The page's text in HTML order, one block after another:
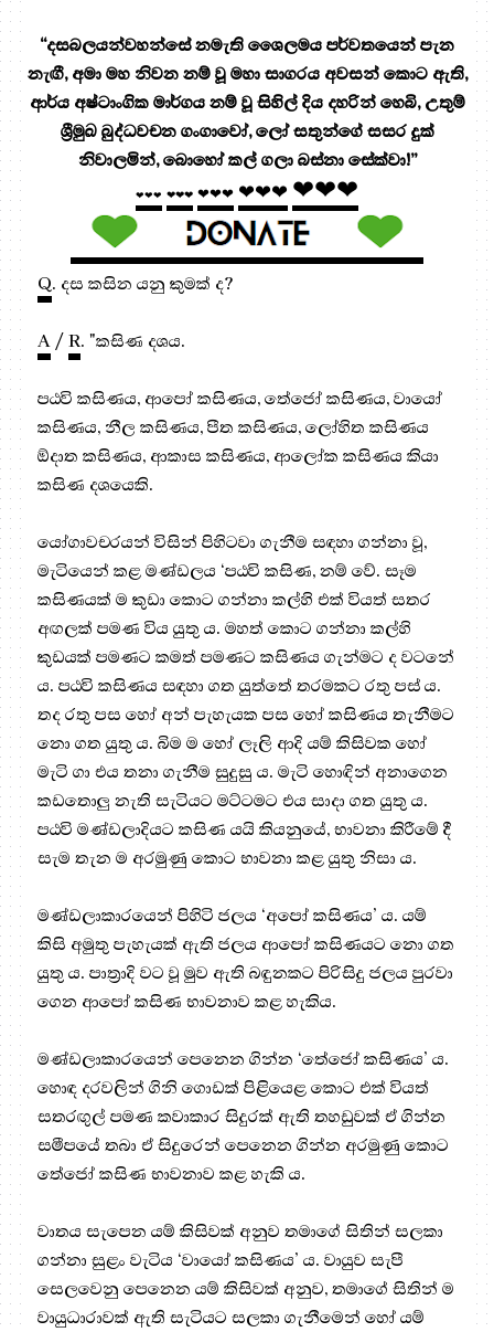
“දසබලයන්වහන්සේ නමැති ශෛලමය පර්වතයෙන් පැන
නැඟී, අමා මහ නිවන නම් වූ මහා සාගරය අවසන් කොට ඇති,
ආර්ය අෂ්ටාංගික මාර්ගය නම් වූ සිහිල් දිය දහරින් හෙබි, උතුම්
ශ්‍රීමුඛ බුද්ධවචන ගංගාවෝ, ලෝ සතුන්ගේ සසර දුක්
නිවාලමින්, බොහෝ කල් ගලා බස්නා සේක්වා!”
❤❤❤ ❤❤❤ ❤❤❤ ❤❤❤ ❤❤❤
Q. දස කසින යනු කුමක් ද?
A /R. "කසිණ දශය.
පඨවි කසිණය, ආපෝ කසිණය, තේජෝ කසිණය, වායෝ
කසිණය, නීල කසිණය, පීත කසිණය, ලෝහිත කසිණය
ඕදාත කසිණය, ආකාස කසිණය, ආලෝක කසිණය කියා
කසිණ දශයෙකි.
යෝගාවචරයන් විසින් පිහිටවා ගැනීම සඳහා ගන්නා වූ,
මැටියෙන් කළ මණ්ඩලය ‘පඨවි කසිණ, නම් වේ. සෑම
කසිණයක් ම කුඩා කොට ගන්නා කල්හි එක් වියත් සතර
අඟලක් පමණ විය යුතු ය. මහත් කොට ගන්නා කල්හි
කුඩයක් පමණට කමත් පමණට කසිණය ගැන්මට ද වටනේ
ය. පඨවි කසිණය සඳහා ගත යුත්තේ තරමකට රතු පස් ය.
තද රතු පස හෝ අන් පැහැයක පස හෝ කසිණය තැනීමට
නො ගත යුතු ය. බිම ම හෝ ලෑලි ආදි යම් කිසිවක හෝ
මැටි ගා එය තනා ගැනීම සුදුසු ය. මැටි හොඳින් අනාගෙන
කඩතොලු නැති සැටියට මට්ටමට එය සාදා ගත යුතු ය.
පඨවි මණ්ඩලාදියට කසිණ යයි කියනුයේ, භාවනා කිරීමේ දී
සැම තැන ම අරමුණු කොට භාවනා කළ යුතු නිසා ය.
මණ්ඩලාකාරයෙන් පිහිටි ජලය ‘අපෝ කසිණය’ ය. යම්
කිසි අමුතු පැහැයක් ඇති ජලය ආපෝ කසිණයට නො ගත
යුතු ය. පාත්‍රාදි වට වූ මුව ඇති බඳුනකට පිරිසිදු ජලය පුරවා
ගෙන ආපෝ කසිණ භාවනාව කළ හැකිය.
මණ්ඩලාකාරයෙන් පෙනෙන ගින්න ‘තේජෝ කසිණය’ ය.
හොඳ දරවලින් ගිනි ගොඩක් පිළියෙළ කොට එක් වියත්
සතරඟුල් පමණ කවාකාර සිදුරක් ඇති තහඩුවක් ඒ ගින්න
සමීපයේ තබා ඒ සිදුරෙන් පෙනෙන ගින්න අරමුණු කොට
තේජෝ කසිණ භාවනාව කළ හැකි ය.
වාතය සැපෙන යම් කිසිවක් අනුව තමාගේ සිතින් සලකා
ගන්නා සුළං වැටිය ‘වායෝ කසිණය’ ය. වායුව සැපී
සෙලවෙනු පෙනෙන යම් කිසිවක් අනුව, තමාගේ සිතින් ම
වායුධාරාවක් ඇති සැටියට සලකා ගැනීමෙන් හෝ යම්